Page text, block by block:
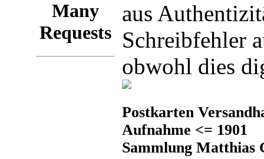
aus
Schreibfehler
obwohl dies
Postkarten
Aufnahme <= 1901
Sammlung Matthias